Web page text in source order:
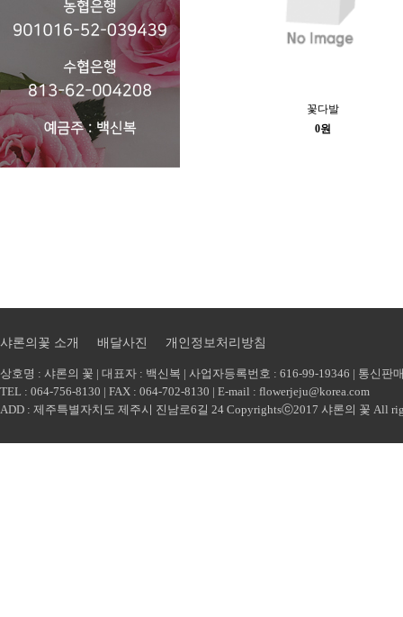
꽃다발
0원
샤론의꽃 소개 배달사진 개인정보처리방침
상호명 : 샤론의 꽃 | 대표자 : 백신복 | 사업자등록번호 : 616-99-19346 | 통신판
TEL : 064-756-8130 | FAX : 064-702-8130 | E-mail : flowerjeju@korea.com
ADD : 제주특별자치도 제주시 진남로6길 24 Copyrightsⓒ2017 샤론의 꽃 All